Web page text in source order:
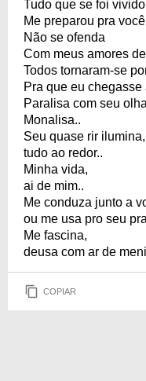
Tudo que se foi vivido
Me preparou pra você
Não se ofenda
Com meus amores
Todos tornaram-se
Pra que eu chegasse
Paralisa com seu
Monalisa..
Seu quase rir ilumina,
tudo ao redor..
Minha vida,
ai de mim..
Me conduza junto a
ou me usa pro seu
Me fascina,
deusa com ar de
COPIAR